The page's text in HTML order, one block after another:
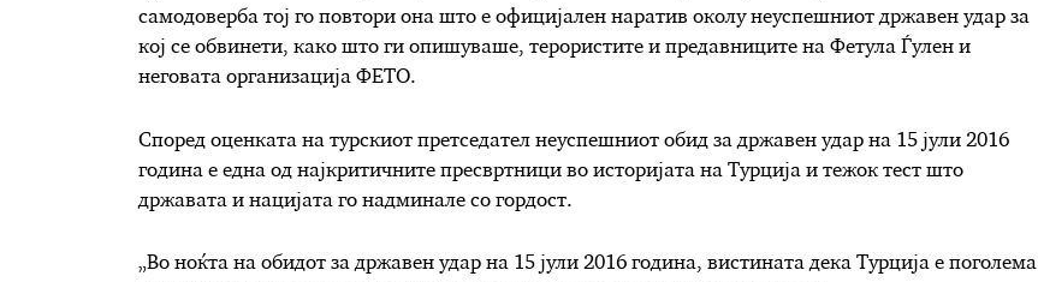
самодоверба тој го повтори она што е официјален наратив околу неуспешниот државен удар за
кој се обвинети, како што ги опишуваше, терористите и предавниците на Фетула Ѓулен и
неговата организација ФЕТО.
Според оценката на турскиот претседател неуспешниот обид за државен удар на 15 јули 2016
година е една од најкритичните пресвртници во историјата на Турција и тежок тест што
државата и нацијата го надминале со гордост.
„Во ноќта на обидот за државен удар на 15 јули 2016 година, вистината дека Турција е поголема